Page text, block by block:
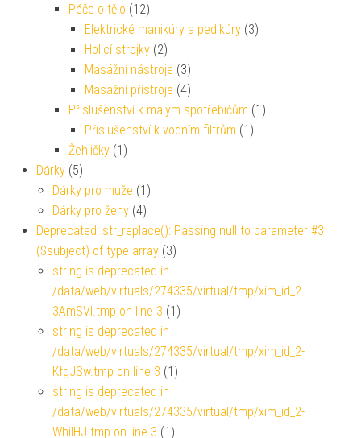
Péče o tělo (12)
Elektrické manikúry a pedikúry (3)
Holicí strojky (2)
Masážní nástroje (3)
Masážní přístroje (4)
Příslušenství k malým spotřebičům (1)
Příslušenství k vodním filtrům (1)
Žehličky (1)
Dárky (5)
Dárky pro muže (1)
Dárky pro ženy (4)
Deprecated: str_replace(): Passing null to parameter #3
($subject) of type array (3)
string is deprecated in
/data/web/virtuals/274335/virtual/tmp/xim_id_2-
3AmSVl.tmp on line 3 (1)
string is deprecated in
/data/web/virtuals/274335/virtual/tmp/xim_id_2-
KfgJSw.tmp on line 3 (1)
string is deprecated in
/data/web/virtuals/274335/virtual/tmp/xim_id_2-
WhiIHJ.tmp on line 3 (1)